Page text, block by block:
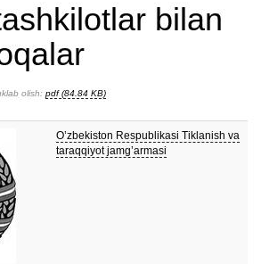
bilan
olish: pdf (84.84 KB)
O’zbekiston Respublikasi Tiklanish va
taraqqiyot jamg’armasi